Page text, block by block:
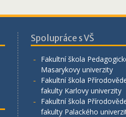
Spolupráce s VŠ
Fakultní škola
Masarykovy univerzity
Fakultní škola
fakulty Karlovy univerzity
Fakultní škola
fakulty Palackého